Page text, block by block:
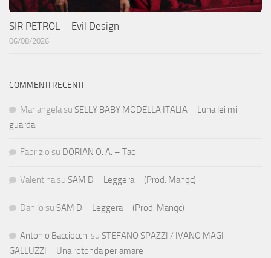
SIR PETROL – Evil Design
06/08/2026
COMMENTI RECENTI
Mariangela su SELLY BABY MODELLA ITALIA – Luna lei mi
guarda
Fabrizio su DORIAN O. A. – Tao
Valentina su SAM D – Leggera – (Prod. Manqc)
Danilo su SAM D – Leggera – (Prod. Manqc)
Antonio Bacciocchi su STEFANO SPAZZI / IVANO MAGI
GALLUZZI – Una rotonda per amare